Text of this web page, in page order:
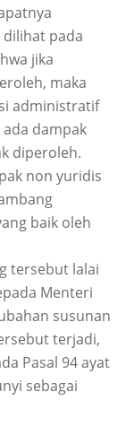
dilihat pada
jika
maka
administratif
dampak
diperoleh.
non yuridis
baik oleh
tersebut lalai
Menteri
susunan
terjadi,
Pasal 94 ayat
sebagai